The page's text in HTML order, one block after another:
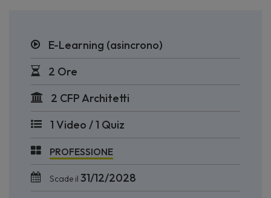
E-Learning (asincrono)
2 Ore
2 CFP Architetti
1 Video / 1 Quiz
PROFESSIONE
Scade il 31/12/2028